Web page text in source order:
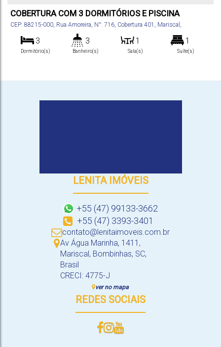
COBERTURA COM 3 DORMITÓRIOS E PISCINA
CEP: 88215-000, Rua Amoreira, N°: 716, Cobertura 401 , Mariscal ,
3
Dormitório(s)
3
Banheiro(s)
1
Sala(s)
1
Suíte(s)
LENITA IMÓVEIS
+55 (47) 99133-3662
+55 (47) 3393-3401
contato@lenitaimoveis.com.br
Av Água Marinha, 1411 ,
Mariscal, Bombinhas, SC,
Brasil
CRECI: 4775-J
ver no mapa
REDES SOCIAIS